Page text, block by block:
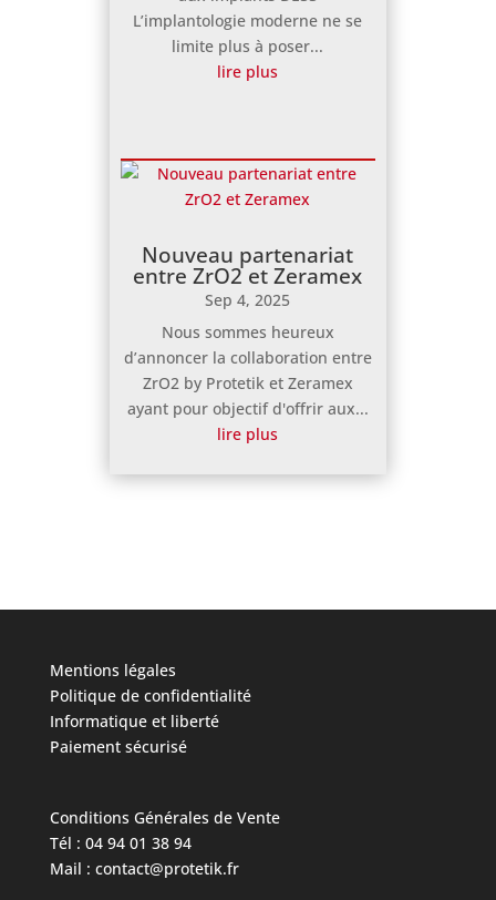
L’implantologie moderne ne se
limite plus à poser...
lire plus
Nouveau partenariat
entre ZrO2 et Zeramex
Sep 4, 2025
Nous sommes heureux
d’annoncer la collaboration entre
ZrO2 by Protetik et Zeramex
ayant pour objectif d'offrir aux...
lire plus
Mentions légales
Politique de confidentialité
Informatique et liberté
Paiement sécurisé
Conditions Générales de Vente
Tél : 04 94 01 38 94
Mail : contact@protetik.fr